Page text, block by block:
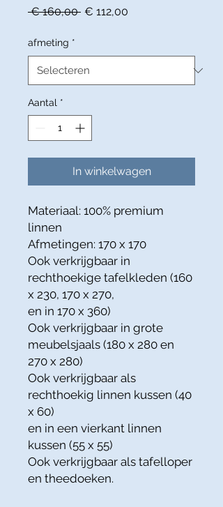
€ 160,00 Normale
€ 112,00
afmeting *
Aantal *
In winkelwagen
Materiaal: 100% premium
linnen
Afmetingen: 170 x 170
Ook verkrijgbaar in
rechthoekige tafelkleden (160
x 230, 170 x 270,
en in 170 x 360)
Ook verkrijgbaar in grote
meubelsjaals (180 x 280 en
270 x 280)
Ook verkrijgbaar als
rechthoekig linnen kussen (40
x 60)
en in een vierkant linnen
kussen (55 x 55)
Ook verkrijgbaar als tafelloper
en theedoeken.